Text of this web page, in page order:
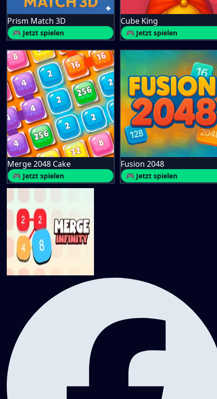
Prism Match 3D
🎮 Jetzt spielen
Cube King
🎮 Jetzt spielen
Merge 2048 Cake
🎮 Jetzt spielen
Fusion 2048
🎮 Jetzt spielen